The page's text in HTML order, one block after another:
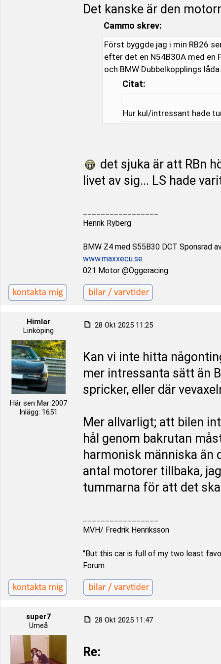
Det kanske är den
Cammo skrev:
Först byggde jag i min RB26
efter det en N54B30A med en
och BMW Dubbelkopplings låda.
Citat:
Hur kul/intressant hade
det sjuka är att RBn
livet av sig... LS hade
Henrik Ryberg
BMW Z4 med S55B30 DCT Sponsrad
www.maxxecu.se
021 Motor @Oggeracing
Himlar
Linköping
Här sen Mar 2007
Inlägg: 1651
28 Okt 2025 11:25
Kan vi inte hitta
mer intressanta sätt än
spricker, eller där
Mer allvarligt; att bilen
hål genom bakrutan
harmonisk människa än
antal motorer tillbaka,
tummarna för att det
MVH/ Fredrik Henriksson
"But this car is full of my two least
Forum
super7
Umeå
28 Okt 2025 11:47
Re: